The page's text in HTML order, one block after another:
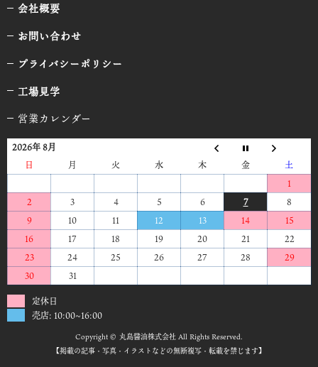
会社概要
お問い合わせ
プライバシーポリシー
工場見学
営業カレンダー
2026年 8月
日
月 火 水 木 金
土
1
2
3 4 5 6 7
8
9
10 11 12 13 14
15
16
17 18 19 20 21
22
23
24 25 26 27 28
29
30
31
定休日
売店: 10:00~16:00
Copyright © 丸島醤油株式会社 All Rights Reserved.
【掲載の記事・写真・イラストなどの無断複写・転載を禁じます】